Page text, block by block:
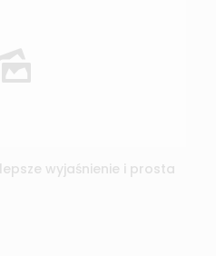
wyjaśnienie i prosta